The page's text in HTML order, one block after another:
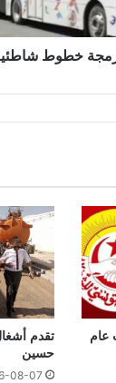
خطوط
عام
تقدم
حسين
08-07